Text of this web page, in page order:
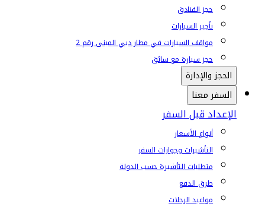
حجز الفنادق
تأجير السيارات
مواقف السيارات في مطار دبي المبنى رقم 2
حجز سيارة مع سائق
الحجز والإدارة
السفر معنا
الإعداد قبل السفر
أنواع الأسعار
التأشيرات وجوازات السفر
متطلبات التأشيرة حسب الدولة
طرق الدفع
مواعيد الرحلات